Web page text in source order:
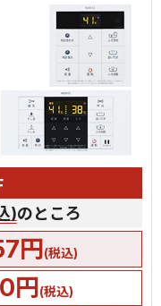
)のところ
円(税込)
円(税込)